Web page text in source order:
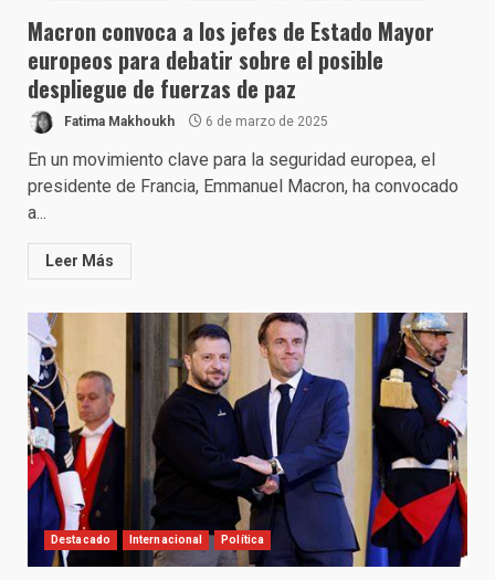
Macron convoca a los jefes de Estado Mayor
europeos para debatir sobre el posible
despliegue de fuerzas de paz
Fatima Makhoukh 6 de marzo de 2025
En un movimiento clave para la seguridad europea, el
presidente de Francia, Emmanuel Macron, ha convocado
a...
Leer Más
Destacado Internacional Política